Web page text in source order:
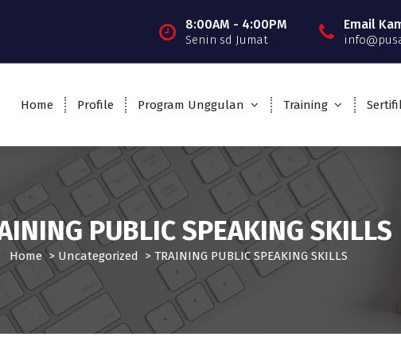
8:00AM - 4:00PM
Senin sd Jumat
Email
Home Profile Program Unggulan Training
PUBLIC SPEAKING SKILLS
Home> Uncategorized > TRAINING PUBLIC SPEAKING SKILLS